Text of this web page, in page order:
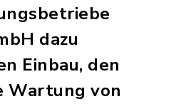
dazu
Einbau, den
Wartung von